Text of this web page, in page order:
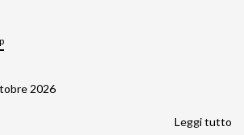
2026
Leggi tutto